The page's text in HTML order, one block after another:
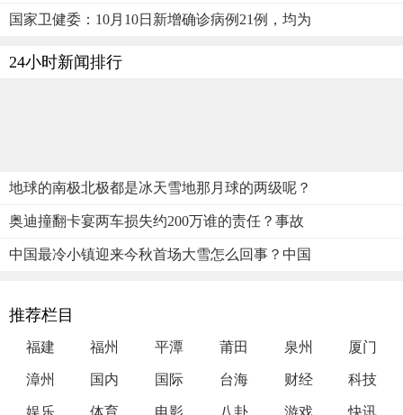
国家卫健委：10月10日新增确诊病例21例，均为
24小时新闻排行
地球的南极北极都是冰天雪地那月球的两级呢？
奥迪撞翻卡宴两车损失约200万谁的责任？事故
中国最冷小镇迎来今秋首场大雪怎么回事？中国
推荐栏目
福建 福州 平潭 莆田 泉州 厦门
漳州 国内 国际 台海 财经 科技
娱乐 体育 电影 八卦 游戏 快讯